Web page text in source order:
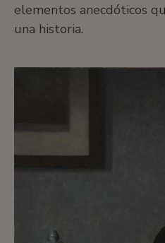
elementos anecdóticos
una historia.